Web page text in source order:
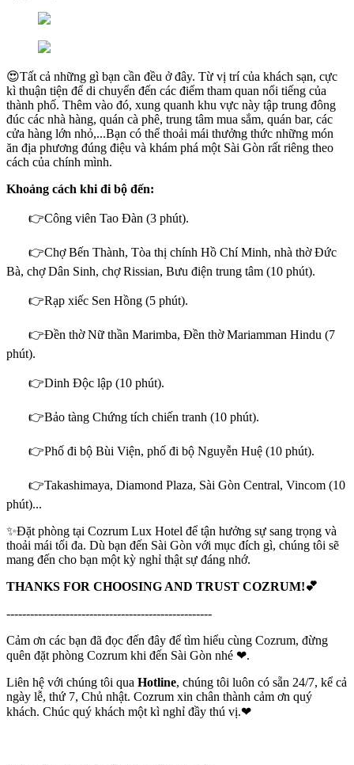
😍Tất cả những gì bạn cần đều ở đây. Từ vị trí của khách sạn, cực
kì thuận tiện để di chuyển đến các điểm tham quan nổi tiếng của
thành phố. Thêm vào đó, xung quanh khu vực này tập trung đông
đúc các nhà hàng, quán cà phê, trung tâm mua sắm, quán bar, các
cửa hàng lớn nhỏ,...Bạn có thể thoải mái thưởng thức những món
ăn địa phương đúng điệu và khám phá một Sài Gòn rất riêng theo
cách của chính mình.
Khoảng cách khi đi bộ đến:
👉Công viên Tao Đàn (3 phút).
👉Chợ Bến Thành, Tòa thị chính Hồ Chí Minh, nhà thờ Đức
Bà, chợ Dân Sinh, chợ Rissian, Bưu điện trung tâm (10 phút).
👉Rạp xiếc Sen Hồng (5 phút).
👉Đền thờ Nữ thần Marimba, Đền thờ Mariamman Hindu (7
phút).
👉Dinh Độc lập (10 phút).
👉Bảo tàng Chứng tích chiến tranh (10 phút).
👉Phố đi bộ Bùi Viện, phố đi bộ Nguyễn Huệ (10 phút).
👉Takashimaya, Diamond Plaza, Sài Gòn Central, Vincom (10
phút)...
✨Đặt phòng tại Cozrum Lux Hotel để tận hưởng sự sang trọng và
thoải mái tối đa. Dù bạn đến Sài Gòn với mục đích gì, chúng tôi sẽ
mang đến cho bạn một kỳ nghỉ thật sự đáng nhớ.
THANKS FOR CHOOSING AND TRUST COZRUM!💕
----------------------------------------------------
Cảm ơn các bạn đã đọc đến đây để tìm hiểu cùng Cozrum, đừng
quên đặt phòng Cozrum khi đến Sài Gòn nhé ❤.
Liên hệ với chúng tôi qua Hotline, chúng tôi luôn có sẵn 24/7, kể cả
ngày lễ, thứ 7, Chủ nhật. Cozrum xin chân thành cảm ơn quý
khách. Chúc quý khách một kì nghỉ đầy thú vị.❤